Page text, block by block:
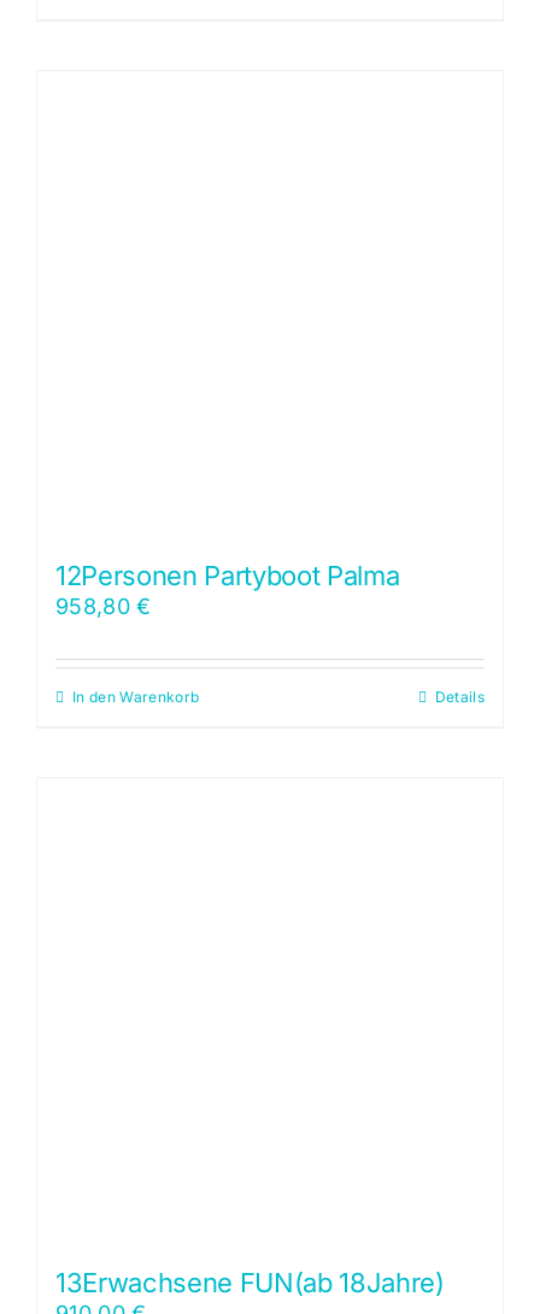
12Personen Partyboot Palma
958,80€
In den Warenkorb Details
13Erwachsene FUN(ab 18Jahre)